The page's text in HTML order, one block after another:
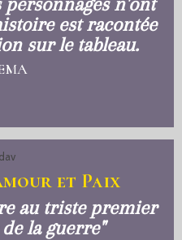
est racontée
sur le tableau.
et Paix
au triste premier
la guerre"